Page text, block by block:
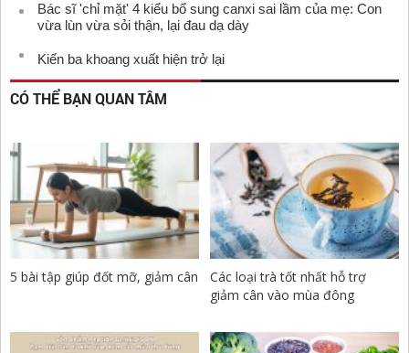
Bác sĩ 'chỉ mặt' 4 kiểu bổ sung canxi sai lầm của mẹ: Con
vừa lùn vừa sỏi thận, lại đau dạ dày
Kiến ba khoang xuất hiện trở lại
CÓ THỂ BẠN QUAN TÂM
5 bài tập giúp đốt mỡ, giảm cân
Các loại trà tốt nhất hỗ trợ
giảm cân vào mùa đông